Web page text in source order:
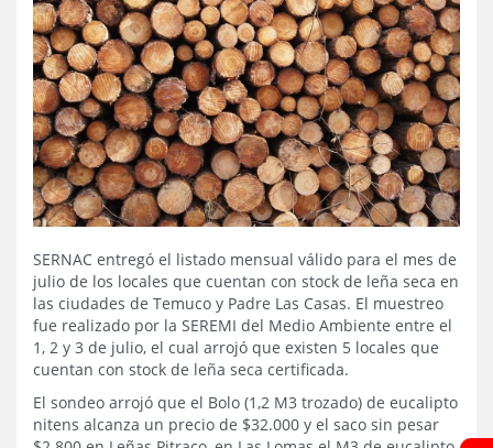
SERNAC entregó el listado mensual válido para el mes de
julio de los locales que cuentan con stock de leña seca en
las ciudades de Temuco y Padre Las Casas. El muestreo
fue realizado por la SEREMI del Medio Ambiente entre el
1, 2 y 3 de julio, el cual arrojó que existen 5 locales que
cuentan con stock de leña seca certificada.
El sondeo arrojó que el Bolo (1,2 M3 trozado) de eucalipto
nitens alcanza un precio de $32.000 y el saco sin pesar